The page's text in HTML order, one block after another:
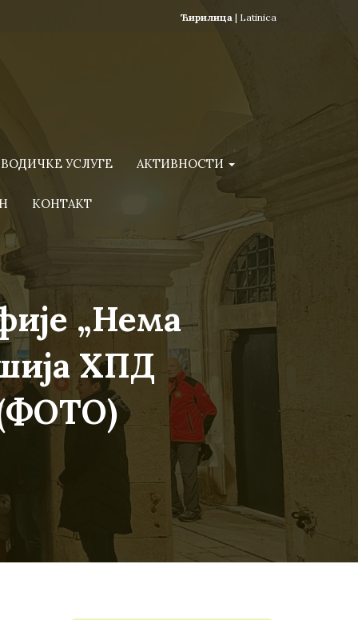
Ћирилица | Latinica
ВОДИЧКЕ УСЛУГЕ АКТИВНОСТИ
КОНТАКТ
„Нема
ХПД